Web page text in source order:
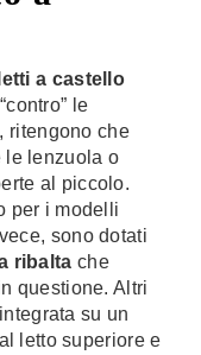
letti a castello
le
ritengono che
le lenzuola o
al piccolo.
per i modelli
sono dotati
ribalta che
questione. Altri
integrata su un
letto superiore e